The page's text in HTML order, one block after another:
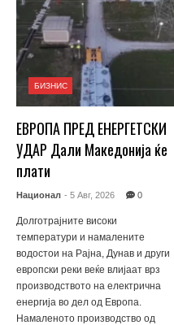
БИЗНИС
ЕВРОПА ПРЕД ЕНЕРГЕТСКИ
УДАР Дали Македонија ќе
плати
Национал - 5 Авг, 2026 0
Долготрајните високи
температури и намалените
водостои на Рајна, Дунав и други
европски реки веќе влијаат врз
производството на електрична
енергија во дел од Европа.
Намаленото производство од